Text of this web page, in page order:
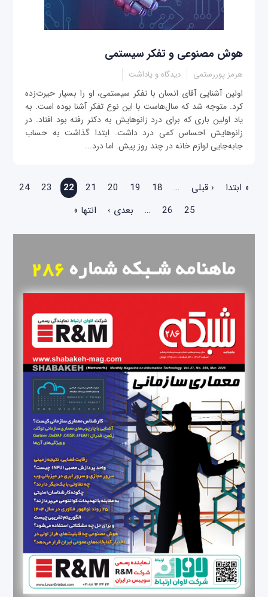
هوش مصنوعی و تفکر سیستمی
هرمز پوررستمی دیدگاه و یاداشت
اولین آشنایی آقای انسان با تفکر سیستمی، او را بسیار حیرت‌زده
کرد. متوجه شد که سال‌هاست با این نوع تفکر آشنا بوده است. به
یاد اولین باری که برای درد زانو‌هایش به دکتر رفته بود افتاد. در
زانوهایش احساس کمی درد داشت. ابتدا گذاشت به حساب
جابه‌جایی لوازم خانه در چند روز پیش. اما درد...
صفحه‌ها
« ابتدا ‹ قبلی …
18
19
20
21
22
23
24
25
26
… بعدی › انتها »